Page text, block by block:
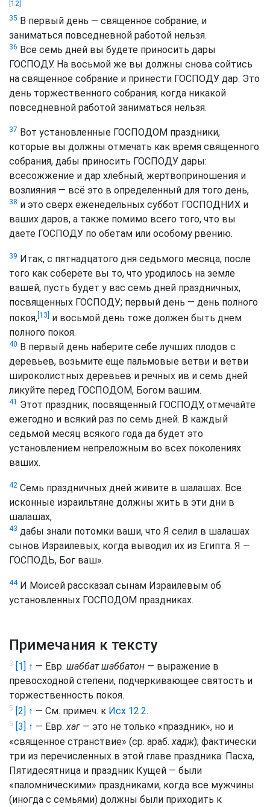
[12]
35 В первый день — священное собрание, и
заниматься повседневной работой нельзя.
36 Все семь дней вы будете приносить дары
ГОСПОДУ. На восьмой же вы должны снова сойтись
на священное собрание и принести ГОСПОДУ дар. Это
день торжественного собрания, когда никакой
повседневной работой заниматься нельзя.
37 Вот установленные ГОСПОДОМ праздники,
которые вы должны отмечать как время священного
собрания, дабы приносить ГОСПОДУ дары:
всесожжение и дар хлебный, жертвоприношения и
возлияния — всё это в определенный для того день,
38 и это сверх еженедельных суббот ГОСПОДНИХ и
ваших даров, а также помимо всего того, что вы
даете ГОСПОДУ по обетам или особому рвению.
39 Итак, с пятнадцатого дня седьмого месяца, после
того как соберете вы то, что уродилось на земле
вашей, пусть будет у вас семь дней праздничных,
посвященных ГОСПОДУ; первый день — день полного
покоя, [13]
и восьмой день тоже должен быть днем
полного покоя.
40 В первый день наберите себе лучших плодов с
деревьев, возьмите еще пальмовые ветви и ветви
широколистных деревьев и речных ив и семь дней
ликуйте перед ГОСПОДОМ, Богом вашим.
41 Этот праздник, посвященный ГОСПОДУ, отмечайте
ежегодно и всякий раз по семь дней. В каждый
седьмой месяц всякого года да будет это
установлением непреложным во всех поколениях
ваших.
42 Семь праздничных дней живите в шалашах. Все
исконные израильтяне должны жить в эти дни в
шалашах,
43 дабы знали потомки ваши, что Я селил в шалашах
сынов Израилевых, когда выводил их из Египта. Я —
ГОСПОДЬ, Бог ваш».
44И Моисей рассказал сынам Израилевым об
установленных ГОСПОДОМ праздниках.
Примечания к тексту
3 [1] ↑ — Евр. шаббат шаббатон — выражение в
превосходной степени, подчеркивающее святость и
торжественность покоя.
5 [2] ↑ — См. примеч. к Исх 12:2.
6 [3] ↑ — Евр.хаг — это не только «праздник», но и
«священное странствие» (ср. араб. хадж); фактически
три из перечисленных в этой главе праздника: Пасха,
Пятидесятница и праздник Кущей — были
«паломническими» праздниками, когда все мужчины
(иногда с семьями) должны были приходить к